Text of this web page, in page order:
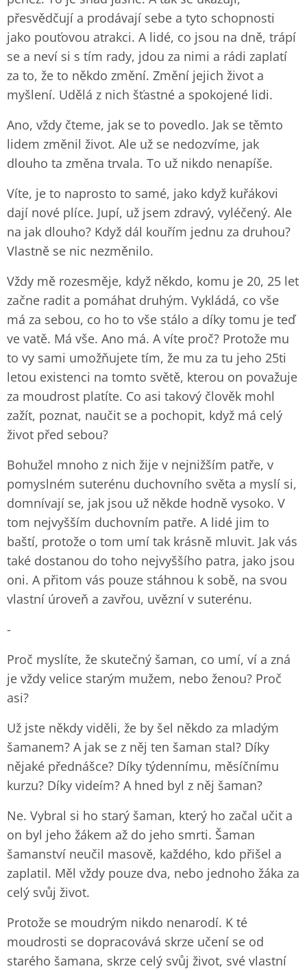
přesvědčují a prodávají sebe a tyto schopnosti
jako pouťovou atrakci. A lidé, co jsou na dně, trápí
se a neví si s tím rady, jdou za nimi a rádi zaplatí
za to, že to někdo změní. Změní jejich život a
myšlení. Udělá z nich šťastné a spokojené lidi.
Ano, vždy čteme, jak se to povedlo. Jak se těmto
lidem změnil život. Ale už se nedozvíme, jak
dlouho ta změna trvala. To už nikdo nenapíše.
Víte, je to naprosto to samé, jako když kuřákovi
dají nové plíce. Jupí, už jsem zdravý, vyléčený. Ale
na jak dlouho? Když dál kouřím jednu za druhou?
Vlastně se nic nezměnilo.
Vždy mě rozesměje, když někdo, komu je 20, 25 let
začne radit a pomáhat druhým. Vykládá, co vše
má za sebou, co ho to vše stálo a díky tomu je teď
ve vatě. Má vše. Ano má. A víte proč? Protože mu
to vy sami umožňujete tím, že mu za tu jeho 25ti
letou existenci na tomto světě, kterou on považuje
za moudrost platíte. Co asi takový člověk mohl
zažít, poznat, naučit se a pochopit, když má celý
život před sebou?
Bohužel mnoho z nich žije v nejnižším patře, v
pomyslném suterénu duchovního světa a myslí si,
domnívají se, jak jsou už někde hodně vysoko. V
tom nejvyšším duchovním patře. A lidé jim to
baští, protože o tom umí tak krásně mluvit. Jak vás
také dostanou do toho nejvyššího patra, jako jsou
oni. A přitom vás pouze stáhnou k sobě, na svou
vlastní úroveň a zavřou, uvězní v suterénu.
-
Proč myslíte, že skutečný šaman, co umí, ví a zná
je vždy velice starým mužem, nebo ženou? Proč
asi?
Už jste někdy viděli, že by šel někdo za mladým
šamanem? A jak se z něj ten šaman stal? Díky
nějaké přednášce? Díky týdennímu, měsíčnímu
kurzu? Díky videím? A hned byl z něj šaman?
Ne. Vybral si ho starý šaman, který ho začal učit a
on byl jeho žákem až do jeho smrti. Šaman
šamanství neučil masově, každého, kdo přišel a
zaplatil. Měl vždy pouze dva, nebo jednoho žáka za
celý svůj život.
Protože se moudrým nikdo nenarodí. K té
moudrosti se dopracovává skrze učení se od
starého šamana, skrze celý svůj život, své vlastní